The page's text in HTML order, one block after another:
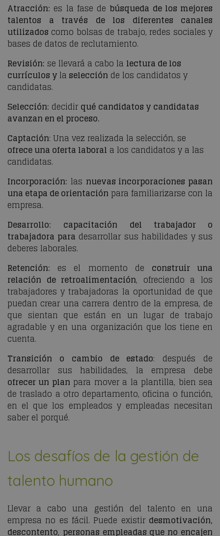
Atracción: es la fase de búsqueda de los mejores
talentos a través de los diferentes canales
utilizados como bolsas de trabajo, redes sociales y
bases de datos de reclutamiento.
Revisión: se llevará a cabo la lectura de los
currículos y la selección de los candidatos y
candidatas.
Selección: decidirqué candidatos y candidatas
avanzan en el proceso.
Captación: Una vez realizada la selección, se
ofrece una oferta laboral a los candidatos y a las
candidatas.
Incorporación: las nuevas incorporaciones pasan
una etapa de orientación para familiarizarse con la
empresa.
Desarrollo:
capacitación del trabajador o
trabajadora para desarrollar sus habilidades y sus
deberes laborales.
Retención: es el momento de construir una
relación de retroalimentación, ofreciendo a los
trabajadores y trabajadoras la oportunidad de que
puedan crear una carrera dentro de la empresa, de
que sientan que están en un lugar de trabajo
agradable y en una organización que los tiene en
cuenta.
Transición o cambio de estado: después de
desarrollar sus habilidades, la empresa debe
ofrecer un plan para mover a la plantilla, bien sea
de traslado a otro departamento, oficina o función,
en el que los empleados y empleadas necesitan
saber el porqué.
Los desafíos de la gestión de
talento humano
Llevar a cabo una gestión del talento en una
empresa no es fácil. Puede existir desmotivación,
descontento, personas empleadas que no encajen